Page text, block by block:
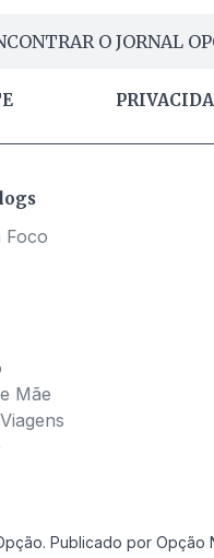
O JORNAL
Foco
Mãe
Publicado por Opção